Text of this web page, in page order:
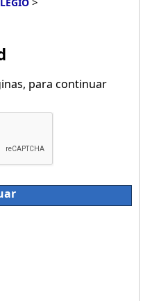
para continuar